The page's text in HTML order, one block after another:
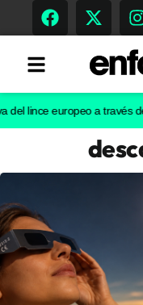
Gastronomía
Escenarios
europeo a través del